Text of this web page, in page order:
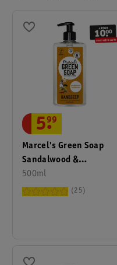
Marcel's Green Soap
Sandalwood &
Cardamom
500ml
5.
99
25